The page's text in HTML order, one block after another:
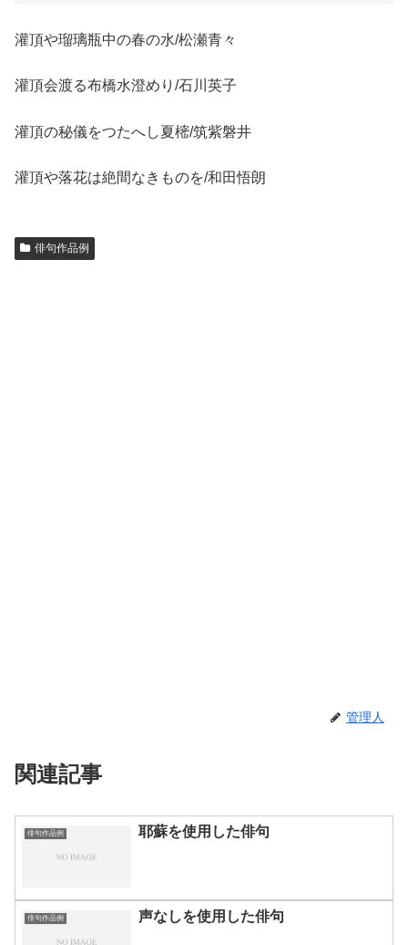
灌頂や瑠璃瓶中の春の水/松瀬青々
灌頂会渡る布橋水澄めり/石川英子
灌頂の秘儀をつたへし夏樒/筑紫磐井
灌頂や落花は絶間なきものを/和田悟朗
俳句作品例
管理人
関連記事
俳句作品例 耶蘇を使用した俳句
俳句作品例 声なしを使用した俳句